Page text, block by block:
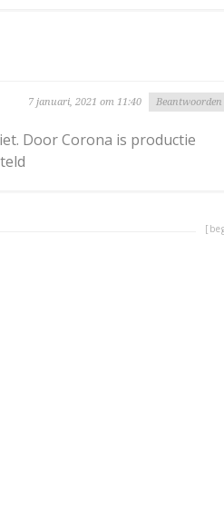
7 januari, 2021 om 11:40 Beantwoorden
Door Corona is productie